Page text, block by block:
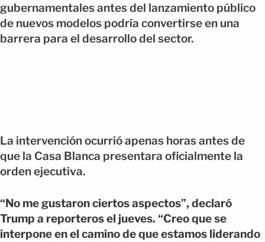
gubernamentales antes del lanzamiento público
de nuevos modelos podría convertirse en una
barrera para el desarrollo del sector.
La intervención ocurrió apenas horas antes de
que la Casa Blanca presentara oficialmente la
orden ejecutiva.
“No me gustaron ciertos aspectos”, declaró
Trump a reporteros el jueves. “Creo que se
interpone en el camino de que estamos liderando